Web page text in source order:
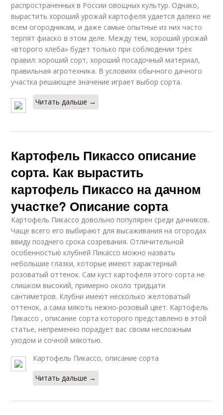
распространенных в России овощных культур. Однако,
вырастить хороший урожай картофеля удается далеко не
всем огородникам, и даже самые опытные из них часто
терпят фиаско в этом деле. Между тем, хороший урожай
«второго хлеба» будет только при соблюдении трех
правил: хороший сорт, хороший посадочный материал,
правильная агротехника. В условиях обычного дачного
участка решающее значение играет выбор сорта.
Читать дальше →
Картофель Пикассо описание
сорта. Как вырастить
картофель Пикассо на дачном
участке? Описание сорта
Картофель Пикассо довольно популярен среди дачников.
Чаще всего его выбирают для высаживания на огородах
ввиду позднего срока созревания. Отличительной
особенностью клубней Пикассо можно назвать
небольшие глазки, которые имеют характерный
розоватый оттенок. Сам куст картофеля этого сорта не
слишком высокий, примерно около тридцати
сантиметров. Клубни имеют несколько желтоватый
оттенок, а сама мякоть нежно-розовый цвет. Картофель
Пикассо , описание сорта которого представлено в этой
статье, непременно порадует вас своим несложным
уходом и сочной мякотью.
Картофель Пикассо, описание сорта
Читать дальше →